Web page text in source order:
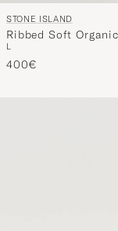
STONE ISLAND
Ribbed Soft
L
400€